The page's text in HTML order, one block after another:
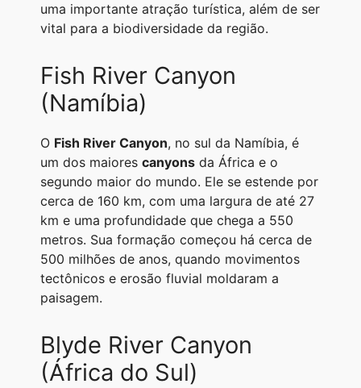
uma importante atração turística, além de ser
vital para a biodiversidade da região.
Fish River Canyon
(Namíbia)
O Fish River Canyon, no sul da Namíbia, é
um dos maiores canyons da África e o
segundo maior do mundo. Ele se estende por
cerca de 160 km, com uma largura de até 27
km e uma profundidade que chega a 550
metros. Sua formação começou há cerca de
500 milhões de anos, quando movimentos
tectônicos e erosão fluvial moldaram a
paisagem.
Blyde River Canyon
(África do Sul)